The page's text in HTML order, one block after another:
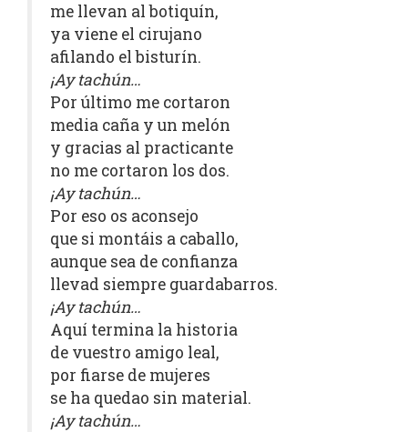
me llevan al botiquín,
ya viene el cirujano
afilando el bisturín.
¡Ay tachún…
Por último me cortaron
media caña y un melón
y gracias al practicante
no me cortaron los dos.
¡Ay tachún…
Por eso os aconsejo
que si montáis a caballo,
aunque sea de confianza
llevad siempre guardabarros.
¡Ay tachún…
Aquí termina la historia
de vuestro amigo leal,
por fiarse de mujeres
se ha quedao sin material.
¡Ay tachún…